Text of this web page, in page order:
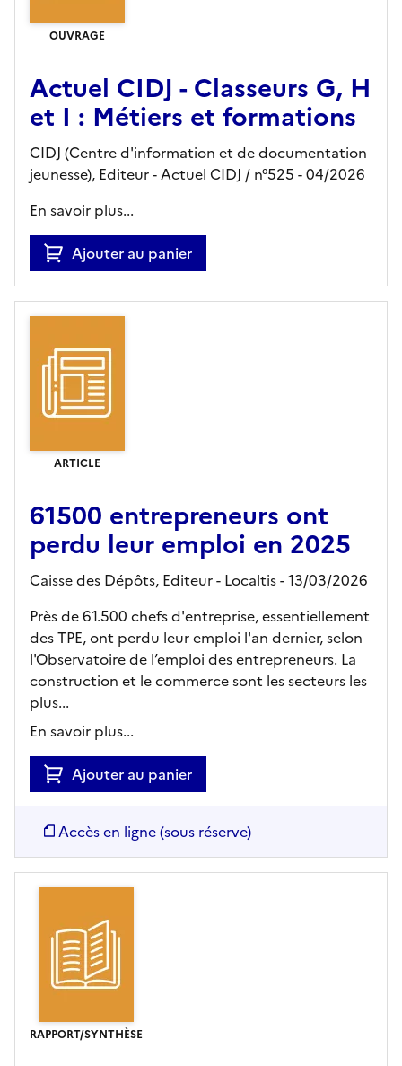
OUVRAGE
Actuel CIDJ - Classeurs G, H
et I : Métiers et formations
CIDJ (Centre d'information et de documentation
jeunesse), Editeur- Actuel CIDJ / n°525 - 04/2026
En savoir plus...
Ajouter au panier
ARTICLE
61500 entrepreneurs ont
perdu leur emploi en 2025
Caisse des Dépôts, Editeur- Localtis- 13/03/2026
Près de 61.500 chefs d'entreprise, essentiellement
des TPE, ont perdu leur emploi l'an dernier, selon
l'Observatoire de l’emploi des entrepreneurs. La
construction et le commerce sont les secteurs les
plus...
En savoir plus...
Ajouter au panier
Accès en ligne (sous réserve)
RAPPORT/SYNTHÈSE